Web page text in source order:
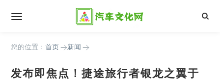
您的位置： 首页 >新闻 >
发布即焦点！捷途旅行者银龙之翼于